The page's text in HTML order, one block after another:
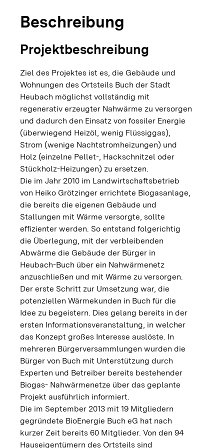
Beschreibung
Projektbeschreibung
Ziel des Projektes ist es, die Gebäude und
Wohnungen des Ortsteils Buch der Stadt
Heubach möglichst vollständig mit
regenerativ erzeugter Nahwärme zu versorgen
und dadurch den Einsatz von fossiler Energie
(überwiegend Heizöl, wenig Flüssiggas),
Strom (wenige Nachtstromheizungen) und
Holz (einzelne Pellet-, Hackschnitzel oder
Stückholz-Heizungen) zu ersetzen.
Die im Jahr 2010 im Landwirtschaftsbetrieb
von Heiko Grötzinger errichtete Biogasanlage,
die bereits die eigenen Gebäude und
Stallungen mit Wärme versorgte, sollte
effizienter werden. So entstand folgerichtig
die Überlegung, mit der verbleibenden
Abwärme die Gebäude der Bürger in
Heubach-Buch über ein Nahwärmenetz
anzuschließen und mit Wärme zu versorgen.
Der erste Schritt zur Umsetzung war, die
potenziellen Wärmekunden in Buch für die
Idee zu begeistern. Dies gelang bereits in der
ersten Informationsveranstaltung, in welcher
das Konzept großes Interesse auslöste. In
mehreren Bürgerversammlungen wurden die
Bürger von Buch mit Unterstützung durch
Experten und Betreiber bereits bestehender
Biogas- Nahwärmenetze über das geplante
Projekt ausführlich informiert.
Die im September 2013 mit 19 Mitgliedern
gegründete BioEnergie Buch eG hat nach
kurzer Zeit bereits 60 Mitglieder. Von den 94
Hauseigentümern des Ortsteils sind